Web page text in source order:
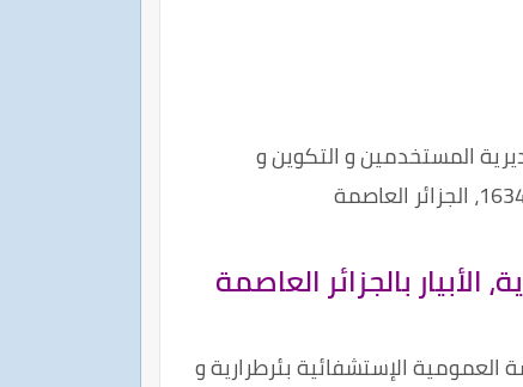
المستخدمين و التكوين و
الإستشفائية بئرطرارية و